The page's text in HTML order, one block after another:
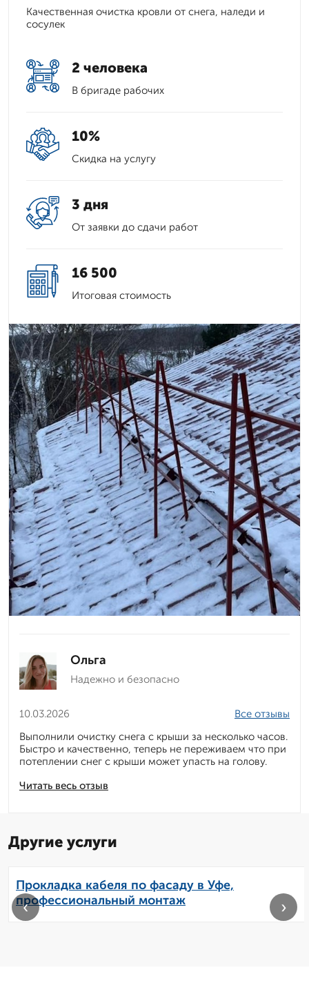
Качественная очистка кровли от снега, наледи и
сосулек
2 человека
В бригаде рабочих
10%
Скидка на услугу
3 дня
От заявки до сдачи работ
16 500
Итоговая стоимость
Ольга
Надежно и безопасно
10.03.2026
Читать весь отзыв
Все отзывы
Выполнили очистку снега с крыши за несколько часов.
Быстро и качественно, теперь не переживаем что при
потеплении снег с крыши может упасть на голову.
Другие услуги
Прокладка кабеля по фасаду в Уфе,
профессиональный монтаж
‹ ›